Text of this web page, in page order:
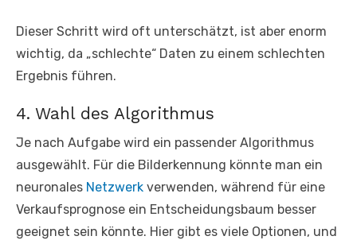
Dieser Schritt wird oft unterschätzt, ist aber enorm
wichtig, da „schlechte“ Daten zu einem schlechten
Ergebnis führen.
4. Wahl des Algorithmus
Je nach Aufgabe wird ein passender Algorithmus
ausgewählt. Für die Bilderkennung könnte man ein
neuronales Netzwerk verwenden, während für eine
Verkaufsprognose ein Entscheidungsbaum besser
geeignet sein könnte. Hier gibt es viele Optionen, und